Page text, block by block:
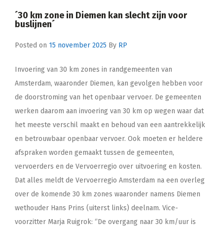
´30 km zone in Diemen kan slecht zijn voor
buslijnen´
Posted on 15 november 2025 By RP
Invoering van 30 km zones in randgemeenten van
Amsterdam, waaronder Diemen, kan gevolgen hebben voor
de doorstroming van het openbaar vervoer. De gemeenten
werken daarom aan invoering van 30 km op wegen waar dat
het meeste verschil maakt en behoud van een aantrekkelijk
en betrouwbaar openbaar vervoer. Ook moeten er heldere
afspraken worden gemaakt tussen de gemeenten,
vervoerders en de Vervoerregio over uitvoering en kosten.
Dat alles meldt de Vervoerregio Amsterdam na een overleg
over de komende 30 km zones waaronder namens Diemen
wethouder Hans Prins (uiterst links) deelnam. Vice-
voorzitter Marja Ruigrok: ‘’De overgang naar 30 km/uur is